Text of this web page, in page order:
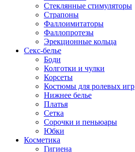
Стеклянные стимуляторы
Страпоны
Фаллоимитаторы
Фаллопротезы
Эрекционные кольца
Секс-белье
Боди
Колготки и чулки
Корсеты
Костюмы для ролевых игр
Нижнее белье
Платья
Сетка
Сорочки и пеньюары
Юбки
Косметика
Гигиена